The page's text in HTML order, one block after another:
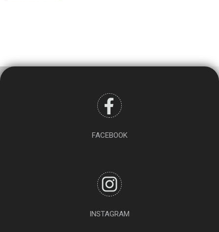
FACEBOOK
INSTAGRAM